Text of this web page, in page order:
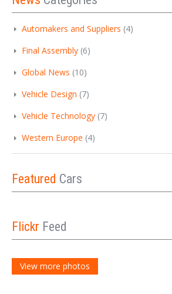
Automakers and Suppliers (4)
Final Assembly (6)
Global News (10)
Vehicle Design (7)
Vehicle Technology (7)
Western Europe (4)
Featured Cars
Flickr Feed
View more photos